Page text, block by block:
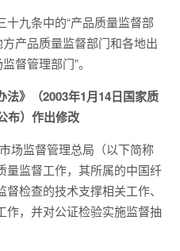
十九条中的“产品质量监督部
产品质量监督部门和各地出
督管理部门”。
》（2003年1月14日国家质
布）作出修改
场监督管理总局（以下简称
量监督工作，其所属的中国纤
检查的技术支撑相关工作、
作，并对公证检验实施监督抽